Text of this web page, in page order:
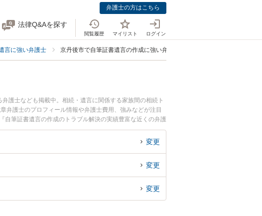
弁護士の方はこちら
法律Q&Aを探す
閲覧履歴 マイリスト ログイン
言に強い弁護士 京丹後市で自筆証書遺言の作成に強い弁護士
護士なども掲載中。相続・遺言に関係する家族間の相続ト
弁護士のプロフィール情報や弁護士費用、強みなどが注目
筆証書遺言の作成のトラブル解決の実績豊富な近くの弁護
でお困りの相談者さんにおすすめです。
変更
変更
変更